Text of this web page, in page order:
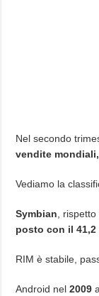
Nel secondo
vendite
Vediamo la
Symbian ,
posto con il 41,2
RIM è stabile,
Android nel2009